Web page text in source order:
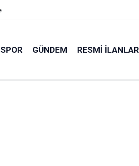
SPOR GÜNDEM RESMI İLANLAR